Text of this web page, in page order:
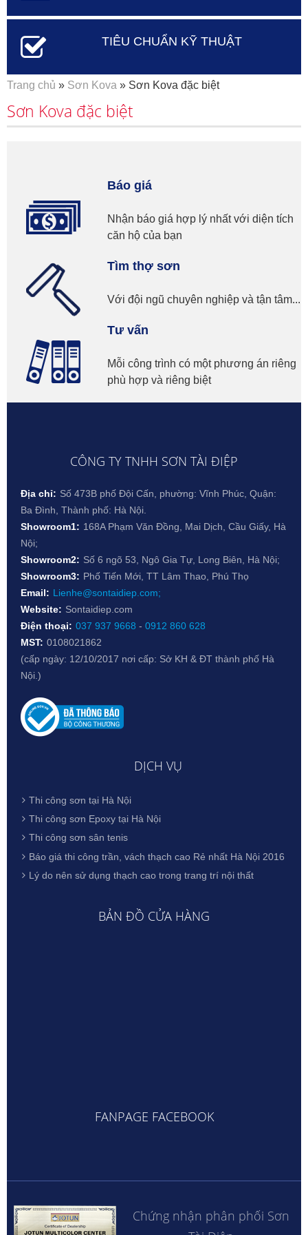
TIÊU CHUẨN KỸ THUẬT
Bạn đang ở đây
Trang chủ » Sơn Kova » Sơn Kova đặc biệt
Sơn Kova đặc biệt
Báo giá
Nhận báo giá hợp lý nhất với diện tích
căn hộ của bạn
Tìm thợ sơn
Với đội ngũ chuyên nghiệp và tận tâm...
Tư vấn
Mỗi công trình có một phương án riêng
phù hợp và riêng biệt
CÔNG TY TNHH SƠN TÀI ĐIỆP
Địa chỉ: Số 473B phố Đội Cấn, phường: Vĩnh Phúc, Quận:
Ba Đình, Thành phố: Hà Nội.
Showroom1: 168A Phạm Văn Đồng, Mai Dịch, Cầu Giấy, Hà
Nội;
Showroom2: Số 6 ngõ 53, Ngô Gia Tự, Long Biên, Hà Nội;
Showroom3: Phố Tiến Mới, TT Lâm Thao, Phú Thọ
Email: Lienhe@sontaidiep.com;
Website: Sontaidiep.com
Điện thoại: 037 937 9668 - 0912 860 628
MST: 0108021862
(cấp ngày: 12/10/2017 nơi cấp: Sở KH & ĐT thành phố Hà
Nội.)
DỊCH VỤ
Thi công sơn tại Hà Nội
Thi công sơn Epoxy tại Hà Nội
Thi công sơn sân tenis
Báo giá thi công trần, vách thạch cao Rẻ nhất Hà Nội 2016
Lý do nên sử dụng thạch cao trong trang trí nội thất
BẢN ĐỒ CỬA HÀNG
FANPAGE FACEBOOK
Chứng nhận phân phối Sơn